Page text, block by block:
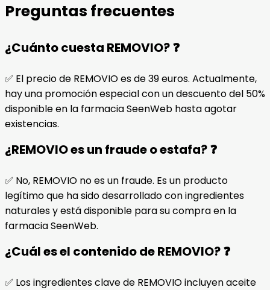
Preguntas frecuentes
¿Cuánto cuesta REMOVIO? ❓
✅ El precio de REMOVIO es de 39 euros. Actualmente,
hay una promoción especial con un descuento del 50%
disponible en la farmacia SeenWeb hasta agotar
existencias.
¿REMOVIO es un fraude o estafa? ❓
✅ No, REMOVIO no es un fraude. Es un producto
legítimo que ha sido desarrollado con ingredientes
naturales y está disponible para su compra en la
farmacia SeenWeb.
¿Cuál es el contenido de REMOVIO? ❓
✅ Los ingredientes clave de REMOVIO incluyen aceite